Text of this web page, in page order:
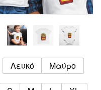
Λευκό Μαύρο